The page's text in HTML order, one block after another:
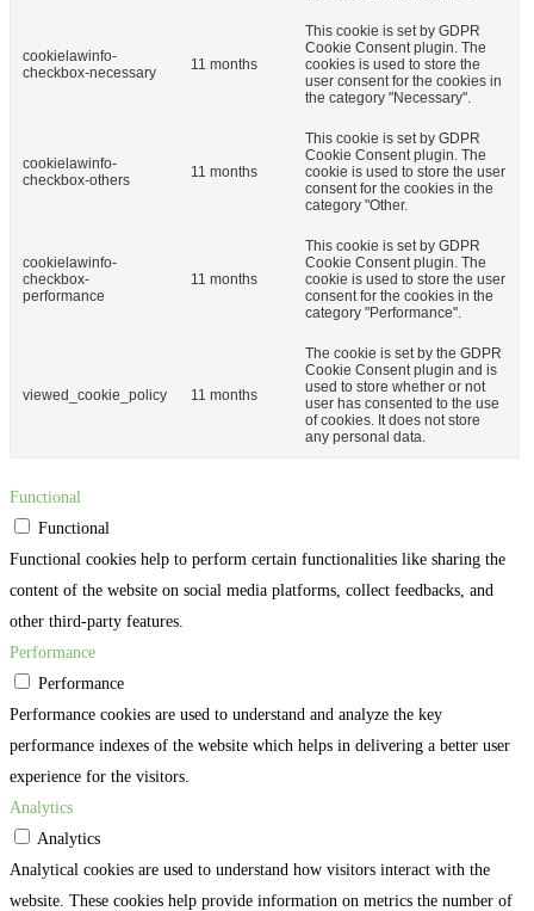
cookielawinfo-
checkbox-necessary
11 months
This cookie is set by GDPR
Cookie Consent plugin. The
cookies is used to store the
user consent for the cookies in
the category "Necessary".
cookielawinfo-
checkbox-others
11 months
This cookie is set by GDPR
Cookie Consent plugin. The
cookie is used to store the user
consent for the cookies in the
category "Other.
cookielawinfo-
checkbox-
performance
11 months
This cookie is set by GDPR
Cookie Consent plugin. The
cookie is used to store the user
consent for the cookies in the
category "Performance".
viewed_cookie_policy 11 months
The cookie is set by the GDPR
Cookie Consent plugin and is
used to store whether or not
user has consented to the use
of cookies. It does not store
any personal data.
Functional
Functional
Functional cookies help to perform certain functionalities like sharing the
content of the website on social media platforms, collect feedbacks, and
other third-party features.
Performance
Performance
Performance cookies are used to understand and analyze the key
performance indexes of the website which helps in delivering a better user
experience for the visitors.
Analytics
Analytics
Analytical cookies are used to understand how visitors interact with the
website. These cookies help provide information on metrics the number of